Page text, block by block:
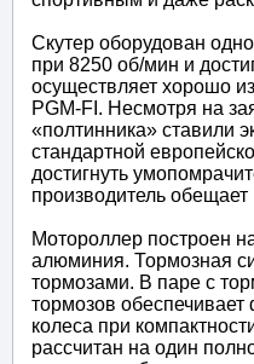
Скутер оборудован
при 8250 об/мин и
осуществляет хорошо
PGM-FI. Несмотря на
«полтинника» ставили
стандартной
достигнуть
производитель
Мотороллер построен
алюминия. Тормозная
тормозами. В паре с
тормозов
колеса при
рассчитан на один